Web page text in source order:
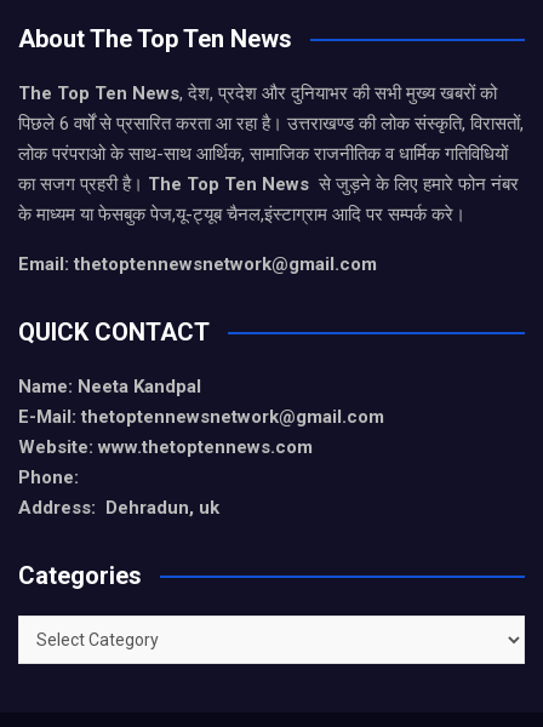
About The Top Ten News
The Top Ten News, देश, प्रदेश और दुनियाभर की सभी मुख्य खबरों को
पिछले 6 वर्षों से प्रसारित करता आ रहा है। उत्तराखण्ड की लोक संस्कृति, विरासतों,
लोक परंपराओ के साथ-साथ आर्थिक, सामाजिक राजनीतिक व धार्मिक गतिविधियों
का सजग प्रहरी है। The Top Ten News से जुड़ने के लिए हमारे फोन नंबर
के माध्यम या फेसबुक पेज,यू-ट्यूब चैनल,इंस्टाग्राम आदि पर सम्पर्क करे।
Email: thetoptennewsnetwork@gmail.com
QUICK CONTACT
Name: Neeta Kandpal
E-Mail: thetoptennewsnetwork@gmail.com
Website: www.thetoptennews.com
Phone:
Address: Dehradun, uk
Categories
Categories